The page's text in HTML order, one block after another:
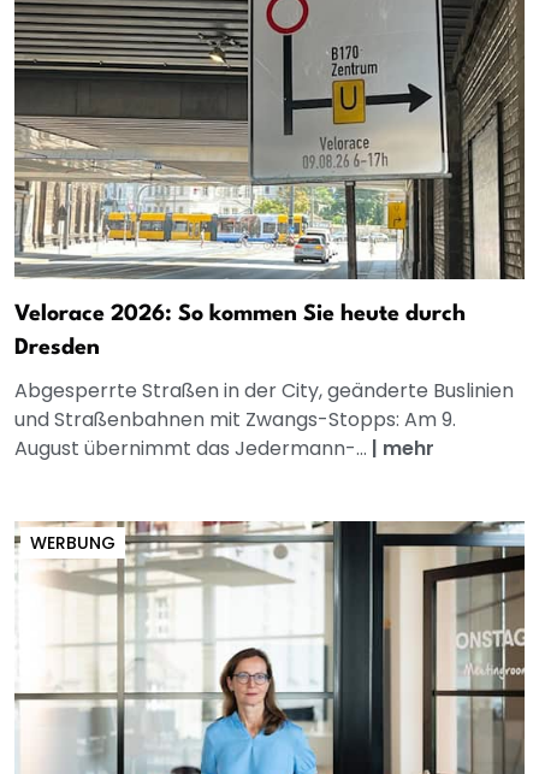
Velorace 2026: So kommen Sie heute durch
Dresden
Abgesperrte Straßen in der City, geänderte Buslinien
und Straßenbahnen mit Zwangs-Stopps: Am 9.
August übernimmt das Jedermann-... | mehr
WERBUNG